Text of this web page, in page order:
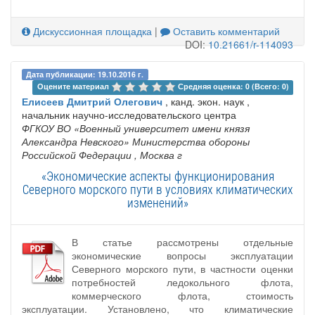
Дискуссионная площадка |
Оставить комментарий
DOI:10.21661/r-114093
Дата публикации: 19.10.2016 г.
Оцените материал
Средняя оценка: 0 (Всего: 0)
Елисеев Дмитрий Олегович , канд. экон. наук ,
начальник научно-исследовательского центра
ФГКОУ ВО «Военный университет имени князя
Александра Невского» Министерства обороны
Российской Федерации , Москва г
«Экономические аспекты функционирования
Северного морского пути в условиях климатических
изменений»
В статье рассмотрены отдельные
экономические вопросы эксплуатации
Северного морского пути, в частности оценки
потребностей ледокольного флота,
коммерческого флота, стоимость
эксплуатации. Установлено, что климатические